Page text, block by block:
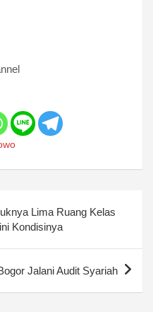
Lima Ruang Kelas
Kondisinya
Jalani Audit Syariah